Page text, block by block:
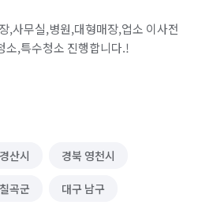
,사무실,병원,대형매장,업소 이사전
산시 경북 영천시
곡군 대구 남구